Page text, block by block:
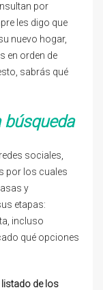
por
les digo que
nuevo hogar,
en orden de
sabrás qué
búsqueda
sociales,
por los cuales
y
etapas:
incluso
qué opciones
listado de los